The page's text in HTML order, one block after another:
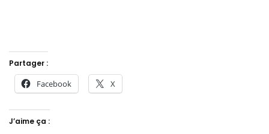
Partager :
Facebook X
J’aime ça :